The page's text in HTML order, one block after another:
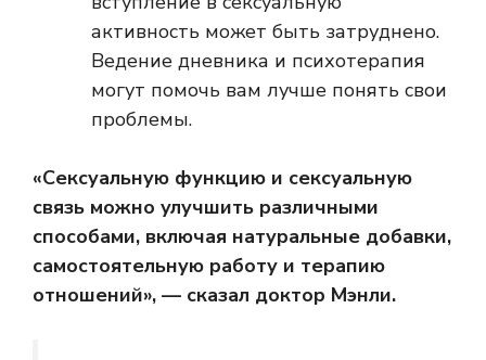
активность может быть затруднено.
Ведение дневника и психотерапия
могут помочь вам лучше понять свои
проблемы.
«Сексуальную функцию и сексуальную
связь можно улучшить различными
способами, включая натуральные добавки,
самостоятельную работу и терапию
отношений», — сказал доктор Мэнли.